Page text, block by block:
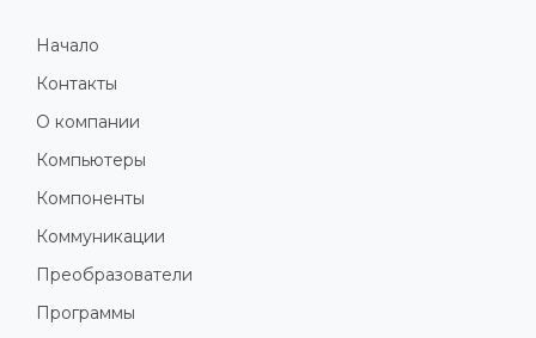
Начало
Контакты
О компании
Компьютеры
Компоненты
Коммуникации
Преобразователи
Программы